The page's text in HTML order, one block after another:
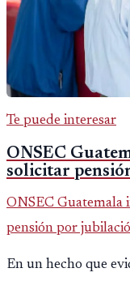
Te puede interesar
ONSEC
solicitar
ONSEC Guatemala
pensión por
En un hecho que